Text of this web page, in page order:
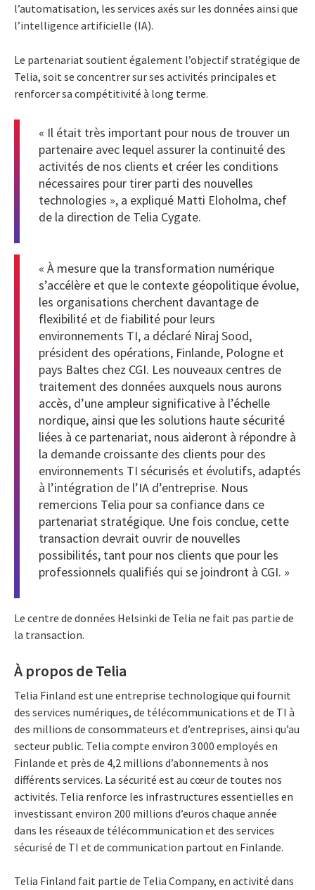
l’automatisation, les services axés sur les données ainsi que
l’intelligence artificielle (IA).
Le partenariat soutient également l’objectif stratégique de
Telia, soit se concentrer sur ses activités principales et
renforcer sa compétitivité à long terme.
« Il était très important pour nous de trouver un
partenaire avec lequel assurer la continuité des
activités de nos clients et créer les conditions
nécessaires pour tirer parti des nouvelles
technologies », a expliqué Matti Eloholma, chef
de la direction de Telia Cygate.
« À mesure que la transformation numérique
s’accélère et que le contexte géopolitique évolue,
les organisations cherchent davantage de
flexibilité et de fiabilité pour leurs
environnements TI, a déclaré Niraj Sood,
président des opérations, Finlande, Pologne et
pays Baltes chez CGI. Les nouveaux centres de
traitement des données auxquels nous aurons
accès, d’une ampleur significative à l’échelle
nordique, ainsi que les solutions haute sécurité
liées à ce partenariat, nous aideront à répondre à
la demande croissante des clients pour des
environnements TI sécurisés et évolutifs, adaptés
à l’intégration de l’IA d’entreprise. Nous
remercions Telia pour sa confiance dans ce
partenariat stratégique. Une fois conclue, cette
transaction devrait ouvrir de nouvelles
possibilités, tant pour nos clients que pour les
professionnels qualifiés qui se joindront à CGI. »
Le centre de données Helsinki de Telia ne fait pas partie de
la transaction.
À propos de Telia
Telia Finland est une entreprise technologique qui fournit
des services numériques, de télécommunications et de TI à
des millions de consommateurs et d’entreprises, ainsi qu’au
secteur public. Telia compte environ 3 000 employés en
Finlande et près de 4,2 millions d’abonnements à nos
différents services. La sécurité est au cœur de toutes nos
activités. Telia renforce les infrastructures essentielles en
investissant environ 200 millions d’euros chaque année
dans les réseaux de télécommunication et des services
sécurisé de TI et de communication partout en Finlande.
Telia Finland fait partie de Telia Company, en activité dans